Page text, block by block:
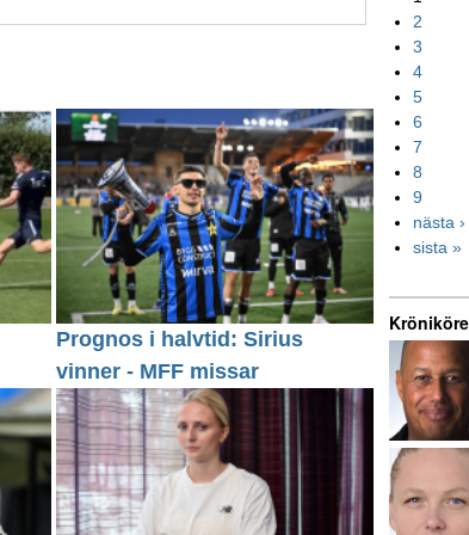
Prognos i halvtid: Sirius
vinner - MFF missar
2
3
4
5
6
7
8
9
nästa ›
sista »